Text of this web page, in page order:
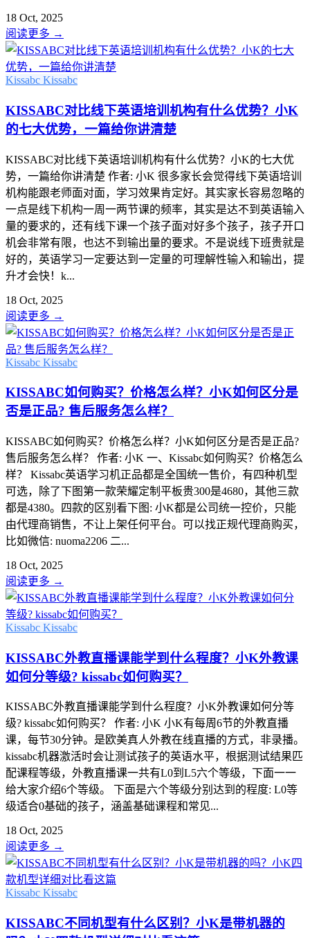
18 Oct, 2025
阅读更多 →
Kissabc Kissabc
KISSABC对比线下英语培训机构有什么优势？小K
的七大优势，一篇给你讲清楚
KISSABC对比线下英语培训机构有什么优势？小K的七大优
势，一篇给你讲清楚 作者: 小K 很多家长会觉得线下英语培训
机构能跟老师面对面，学习效果肯定好。其实家长容易忽略的
一点是线下机构一周一两节课的频率，其实是达不到英语输入
量的要求的，还有线下课一个孩子面对好多个孩子，孩子开口
机会非常有限，也达不到输出量的要求。不是说线下班贵就是
好的，英语学习一定要达到一定量的可理解性输入和输出，提
升才会快！k...
18 Oct, 2025
阅读更多 →
Kissabc Kissabc
KISSABC如何购买？价格怎么样？小K如何区分是
否是正品? 售后服务怎么样？
KISSABC如何购买？价格怎么样？小K如何区分是否是正品?
售后服务怎么样？ 作者: 小K 一、Kissabc如何购买？价格怎么
样？ Kissabc英语学习机正品都是全国统一售价，有四种机型
可选，除了下图第一款荣耀定制平板贵300是4680，其他三款
都是4380。四款的区别看下图: 小K都是公司统一控价，只能
由代理商销售，不让上架任何平台。可以找正规代理商购买，
比如微信: nuoma2206 二...
18 Oct, 2025
阅读更多 →
Kissabc Kissabc
KISSABC外教直播课能学到什么程度？小K外教课
如何分等级? kissabc如何购买？
KISSABC外教直播课能学到什么程度？小K外教课如何分等
级? kissabc如何购买？ 作者: 小K 小K有每周6节的外教直播
课，每节30分钟。是欧美真人外教在线直播的方式，非录播。
kissabc机器激活时会让测试孩子的英语水平，根据测试结果匹
配课程等级，外教直播课一共有L0到L5六个等级，下面一一
给大家介绍6个等级。 下面是六个等级分别达到的程度: L0等
级适合0基础的孩子，涵盖基础课程和常见...
18 Oct, 2025
阅读更多 →
Kissabc Kissabc
KISSABC不同机型有什么区别？小K是带机器的